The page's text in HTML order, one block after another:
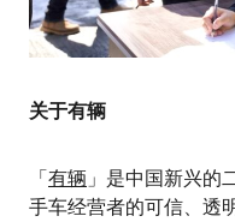
关于有辆
「有辆 」是中国新兴的
手车经营者的可信、透